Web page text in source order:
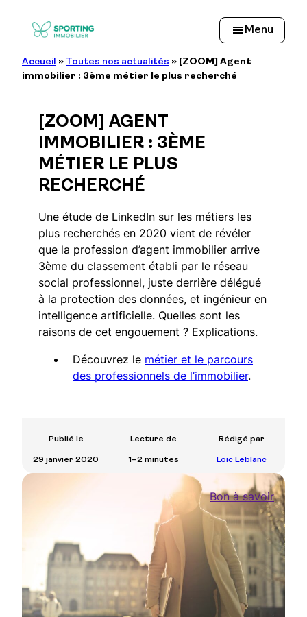
Menu
Accueil » Toutes nos actualités » [ZOOM] Agent
immobilier : 3ème métier le plus recherché
Bon à savoir
[ZOOM] AGENT
IMMOBILIER : 3ÈME
MÉTIER LE PLUS
RECHERCHÉ
Une étude de LinkedIn sur les métiers les
plus recherchés en 2020 vient de révéler
que la profession d’agent immobilier arrive
3ème du classement établi par le réseau
social professionnel, juste derrière délégué
à la protection des données, et ingénieur en
intelligence artificielle. Quelles sont les
raisons de cet engouement ? Explications.
Découvrez le métier et le parcours
des professionnels de l’immobilier.
Publié le
29 janvier 2020
Lecture de
1–2 minutes
Rédigé par
Loic Leblanc